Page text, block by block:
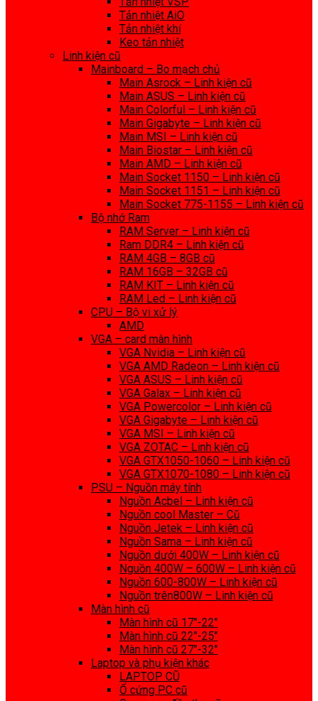
Tản nhiệt AiO
Tản nhiệt khí
Keo tản nhiệt
Linh kiện cũ
Mainboard – Bo mạch chủ
Main Asrock – Linh kiện cũ
Main ASUS – Linh kiện cũ
Main Colorful – Linh kiện cũ
Main Gigabyte – Linh kiện cũ
Main MSI – Linh kiện cũ
Main Biostar – Linh kiện cũ
Main AMD – Linh kiện cũ
Main Socket 1150 – Linh kiện cũ
Main Socket 1151 – Linh kiện cũ
Main Socket 775-1155 – Linh kiện cũ
Bộ nhớ Ram
RAM Server – Linh kiện cũ
Ram DDR4 – Linh kiện cũ
RAM 4GB – 8GB cũ
RAM 16GB – 32GB cũ
RAM KIT – Linh kiện cũ
RAM Led – Linh kiện cũ
CPU – Bộ vi xử lý
AMD
VGA – card màn hình
VGA Nvidia – Linh kiện cũ
VGA AMD Radeon – Linh kiện cũ
VGA ASUS – Linh kiện cũ
VGA Galax – Linh kiện cũ
VGA Powercolor – Linh kiện cũ
VGA Gigabyte – Linh kiện cũ
VGA MSI – Linh kiện cũ
VGA ZOTAC – Linh kiện cũ
VGA GTX1050-1060 – Linh kiện cũ
VGA GTX1070-1080 – Linh kiện cũ
PSU – Nguồn máy tính
Nguồn Acbel – Linh kiện cũ
Nguồn cool Master – Cũ
Nguồn Jetek – Linh kiện cũ
Nguồn Sama – Linh kiện cũ
Nguồn dưới 400W – Linh kiện cũ
Nguồn 400W – 600W – Linh kiện cũ
Nguồn 600-800W – Linh kiện cũ
Nguồn trên800W – Linh kiện cũ
Màn hình cũ
Màn hình cũ 17″-22″
Màn hình cũ 22″-25″
Màn hình cũ 27″-32″
Laptop và phụ kiện khác
LAPTOP CŨ
Ổ cứng PC cũ